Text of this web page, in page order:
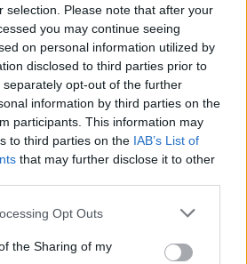
selection. Please note that after your
you may continue seeing
on personal information utilized by
disclosed to third parties prior to
opt-out of the further
information by third parties on the
participants. This information may
to third parties on the IAB’s List of
that may further disclose it to other
app uses one or more Google
or usage behaviour. You may click to
Opt Outs
the Sharing of my